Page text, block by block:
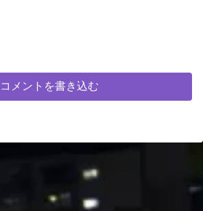
コメントを書き込む